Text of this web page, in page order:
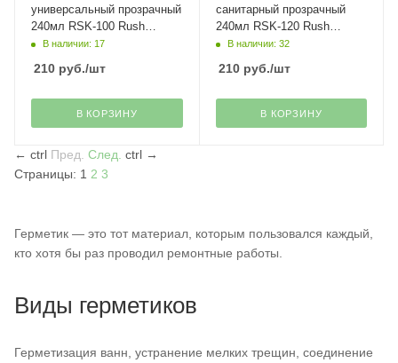
универсальный прозрачный
240мл RSK-100 Rush
Kudo(20)
В наличии: 17
210 руб./шт
В КОРЗИНУ
санитарный прозрачный
240мл RSK-120 Rush
Kudo(20)
В наличии: 32
210руб./шт
В КОРЗИНУ
← ctrl Пред. След. ctrl →
Страницы: 1 2 3
Герметик — это тот материал, которым пользовался каждый,
кто хотя бы раз проводил ремонтные работы.
Виды герметиков
Герметизация ванн, устранение мелких трещин, соединение